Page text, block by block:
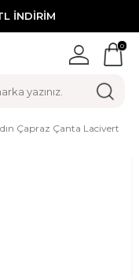
İNDİRİM
0
Çapraz Çanta Lacivert